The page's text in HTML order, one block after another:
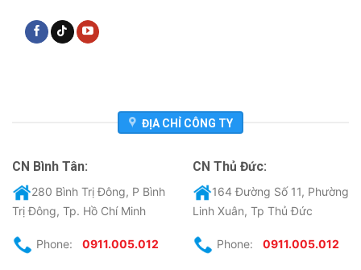
ĐỊA CHỈ CÔNG TY
CN Bình Tân:
280 Bình Trị Đông, P Bình
Trị Đông, Tp. Hồ Chí Minh
Phone: 0911.005.012
CN Thủ Đức:
164 Đường Số 11, Phường
Linh Xuân, Tp Thủ Đức
Phone: 0911.005.012